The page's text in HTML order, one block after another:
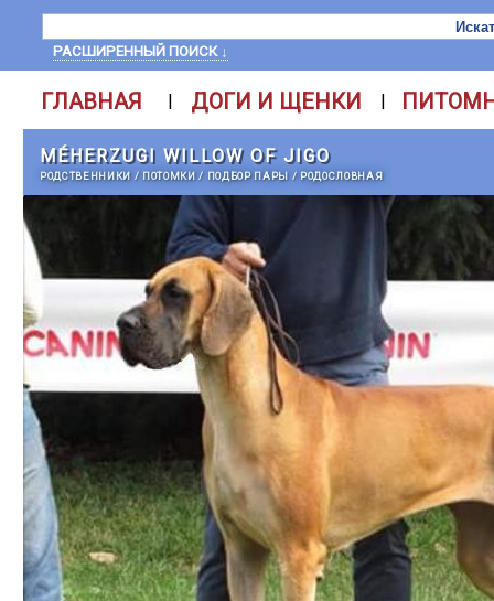
РАСШИРЕННЫЙ ПОИСК ↓
ГЛАВНАЯ | ДОГИ И ЩЕНКИ |
MÉHERZUGI WILLOW OF JIGO
РОДСТВЕННИКИ / ПОТОМКИ/ ПОДБОР ПАРЫ / РОДОСЛОВНАЯ